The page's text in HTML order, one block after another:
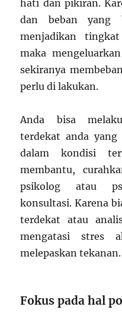
hati dan pikiran.
dan beban yang
menjadikan
maka
sekiranya
perlu di lakukan.
Anda bisa
terdekat anda
dalam kondisi
membantu,
psikolog atau
konsultasi. Karena
terdekat atau
mengatasi stres
melepaskan tekanan.
Fokus pada hal